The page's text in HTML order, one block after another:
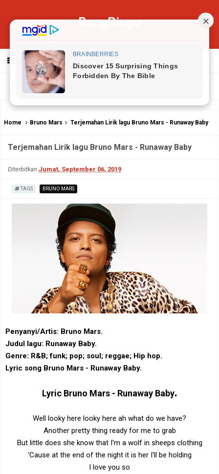
BangRingo
MENU
Home Bruno Mars Terjemahan Lirik lagu Bruno Mars - Runaway Baby
Terjemahan Lirik lagu Bruno Mars - Runaway Baby
Diterbitkan Jumat, September 06, 2019
TAGS BRUNO MARS
Penyanyi/Artis: Bruno Mars.
Judul lagu: Runaway Baby.
Genre: ‎R&B‎; ‎funk‎; pop; ‎soul‎; ‎reggae‎; ‎Hip hop‎.
Lyric song Bruno Mars - Runaway Baby.
Lyric Bruno Mars - Runaway Baby.
Well looky here looky here ah what do we have?
Another pretty thing ready for me to grab
But little does she know that I'm a wolf in sheeps clothing
'Cause at the end of the night it is her I'll be holding
I love you so